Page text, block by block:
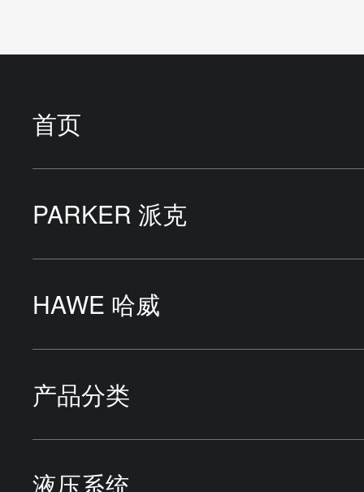
首页
PARKER 派克
液压泵
液压马达
HAWE 哈威
液压泵站
液压泵
产品分类
HYDAC贺德克
液压系统